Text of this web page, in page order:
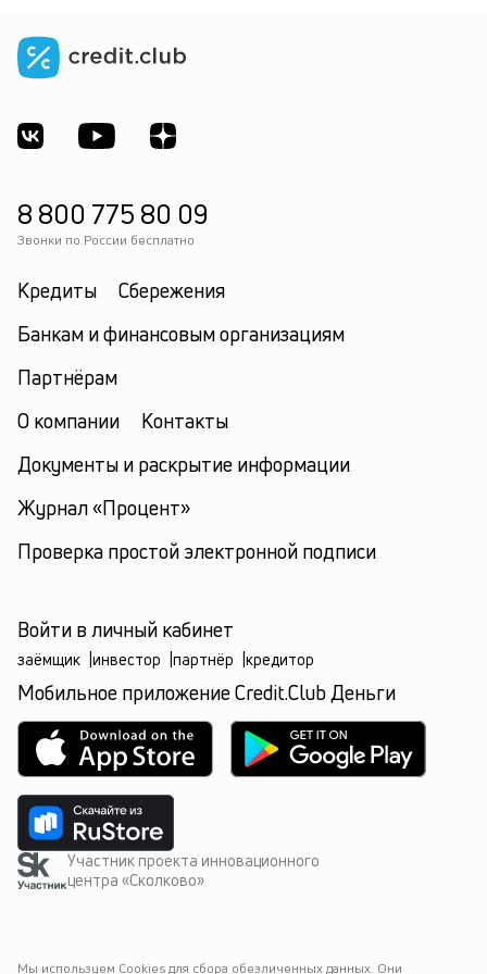
8 800 775 80 09
Звонки по России бесплатно
Кредиты
Сбережения
Банкам и финансовым организациям
Партнёрам
О компании
Контакты
Документы и раскрытие информации
Журнал «Процент»
Проверка простой электронной подписи
Мы используем Cookies для сбора обезличенных данных. Они
Войти в личный кабинет
заёмщик инвестор партнёр кредитор
Мобильное приложение Credit.Club Деньги
Участник проекта инновационного
центра «Сколково»